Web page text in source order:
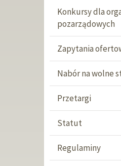
Konkursy dla
pozarządowych
Zapytania
Nabór na wolne
Przetargi
Statut
Regulaminy